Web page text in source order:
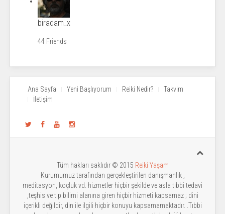
biradam_x
44 Friends
Ana Sayfa Yeni Başlıyorum Reiki Nedir?
Takvim
İletişim
Tüm hakları saklıdır © 2015 Reiki Yaşam
Kurumumuz tarafından gerçekleştirilen danışmanlık ,
meditasyon, koçluk vd. hizmetler hiçbir şekilde ve asla tıbbi tedavi
,teşhis ve tıp bilimi alanına giren hiçbir hizmeti kapsamaz ; dini
içerikli değildir, din ile ilgili hiçbir konuyu kapsamamaktadır. .Tıbbi